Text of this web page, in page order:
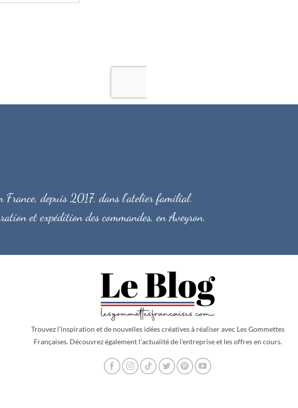
France, depuis 2017, dans l'atelier familial.
et expédition des commandes, en Aveyron.
Trouvez l'inspiration et de nouvelles idées créatives à réaliser avec Les Gommettes
Françaises. Découvrez également l'actualité de l'entreprise et les offres en cours.